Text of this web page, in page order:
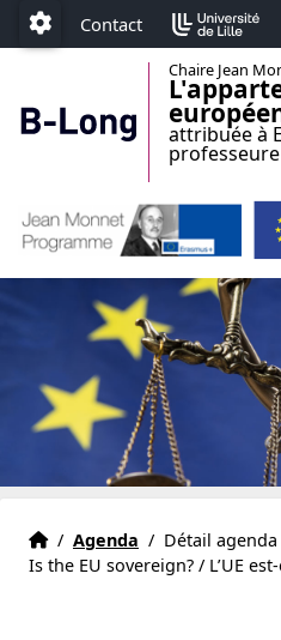
Accéder au menu principal
Accéder au contenu
Paramétrage
Contact
Chaire Jean
attribuée à
Accueil
Accueil
/ Agenda / Détail agenda
Is the EU sovereign? / L’UE